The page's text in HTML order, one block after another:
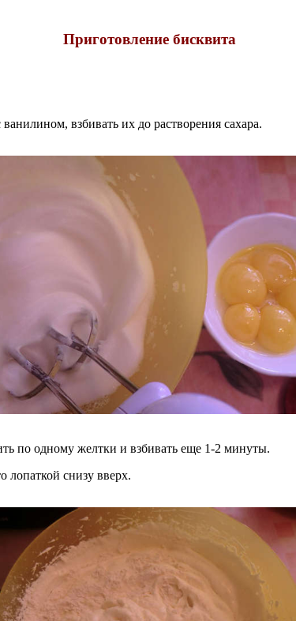
Приготовление бисквита
взбивать их до растворения сахара.
по одному желтки и взбивать еще 1-2 минуты.
лопаткой снизу вверх.